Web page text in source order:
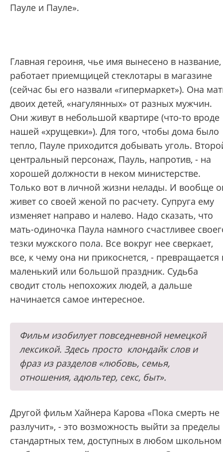
Пауле и Пауле».
Главная героиня, чье имя вынесено в название,
работает приемщицей стеклотары в магазине
(сейчас бы его назвали «гипермаркет»). Она
двоих детей, «нагулянных» от разных мужчин.
Они живут в небольшой квартире (что-то вроде
нашей «хрущевки»). Для того, чтобы дома было
тепло, Пауле приходится добывать уголь.
центральный персонаж, Пауль, напротив, - на
хорошей должности в неком министерстве.
Только вот в личной жизни нелады. И вообще
живет со своей женой по расчету. Супруга ему
изменяет направо и налево. Надо сказать, что
мать-одиночка Паула намного счастливее
тезки мужского пола. Все вокруг нее сверкает,
все, к чему она ни прикоснется, - превращается
маленький или большой праздник. Судьба
сводит столь непохожих людей, а дальше
начинается самое интересное.
Фильм изобилует повседневной немецкой
лексикой. Здесь просто клондайк слов и
фраз из разделов «любовь, семья,
отношения, адюльтер, секс, быт».
Другой фильм Хайнера Карова «Пока смерть не
разлучит», - это возможность выйти за пределы
стандартных тем, доступных в любом школьном